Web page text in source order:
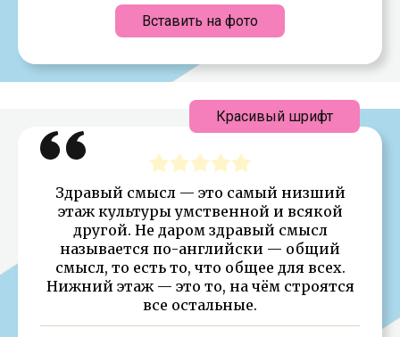
Вставить на фото
Здравый смысл — это самый низший
этаж культуры умственной и всякой
другой. Не даром здравый смысл
называется по-английски — общий
смысл, то есть то, что общее для всех.
Нижний этаж — это то, на чём строятся
все остальные.
Красивый шрифт